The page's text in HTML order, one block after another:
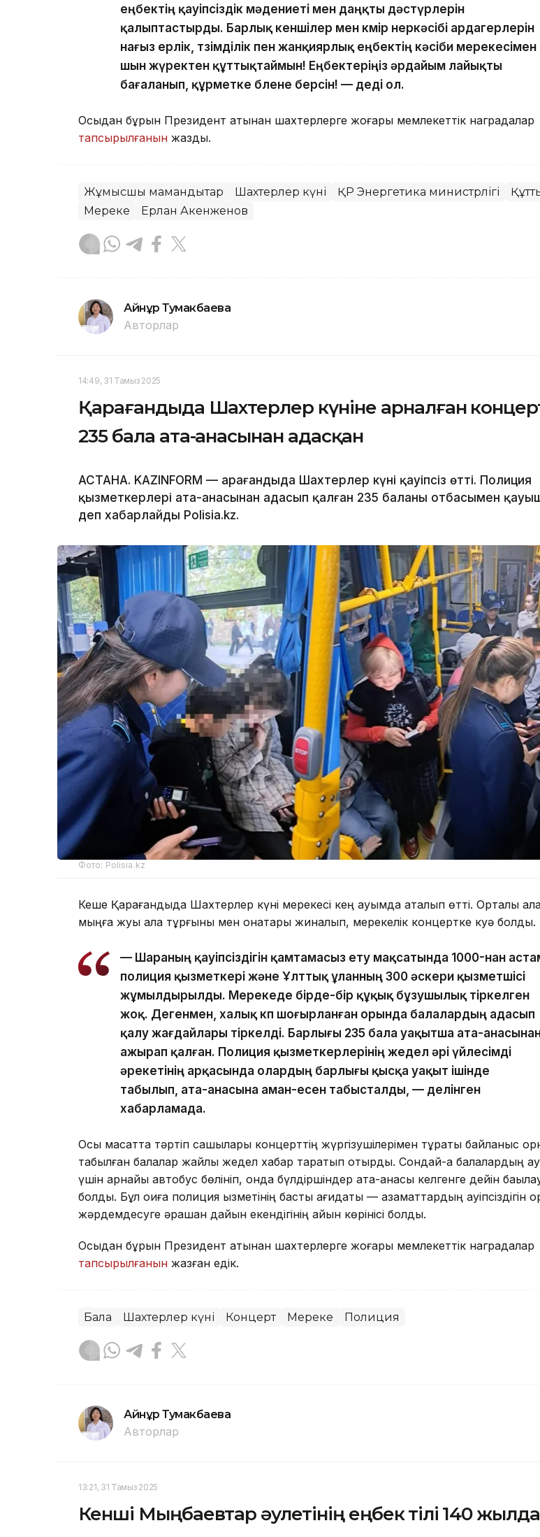
еңбектің қауіпсіздік мәдениеті мен даңқты дәстүрлерін
қалыптастырды. Барлық кеншілер мен көмір өнеркәсібі ардагерлерін
нағыз ерлік, төзімділік пен жанқиярлық еңбектің кәсіби мерекесімен
шын жүректен құттықтаймын! Еңбектеріңіз әрдайым лайықты
бағаланып, құрметке бөлене берсін! — деді ол.
Осыдан бұрын Президент атынан шахтерлерге жоғары мемлекеттік наградалар
тапсырылғанын жаздық.
Жұмысшы мамандықтар Шахтерлер күні ҚР Энергетика министрлігі
Мереке
Ерлан Ақкенженов
Айнұр Тумакбаева
Авторлар
14:49, 31 Тамыз 2025
Қарағандыда Шахтерлер күніне арналған
235 бала ата-анасынан адасқан
АСТАНА. KAZINFORM — Қарағандыда Шахтерлер күні қауіпсіз өтті. Полиция
қызметкерлері ата-анасынан адасып қалған 235 баланы отбасымен
деп хабарлайды Polisia.kz.
Фото: Polisia.kz
Кеше Қарағандыда Шахтерлер күні мерекесі кең ауқымда аталып өтті. Орталық
мыңға жуық қала тұрғыны мен қонақтары жиналып, мерекелік концертке куә болды.
— Шараның қауіпсіздігін қамтамасыз ету мақсатында 1000-нан
полиция қызметкері және Ұлттық ұланның 300 әскери қызметшісі
жұмылдырылды. Мерекеде бірде-бір құқық бұзушылық тіркелген
жоқ. Дегенмен, халық көп шоғырланған орында балалардың адасып
қалу жағдайлары тіркелді. Барлығы 235 бала уақытша ата-
ажырап қалған. Полиция қызметкерлерінің жедел әрі үйлесімді
әрекетінің арқасында олардың барлығы қысқа уақыт ішінде
табылып, ата-анасына аман-есен табысталды, — делінген
хабарламада.
Осы мақсатта тәртіп сақшылары концерттің жүргізушілерімен тұрақты байланыс
табылған балалар жайлы жедел хабар таратып отырды. Сондай-ақ балалардың
үшін арнайы автобус бөлініп, онда бүлдіршіндер ата-анасы келгенге дейін
болды. Бұл оқиға полиция қызметінің басты қағидаты — азаматтардың қауіпсіздігін
жәрдемдесуге әрқашан дайын екендігінің айқын көрінісі болды.
Осыдан бұрын Президент атынан шахтерлерге жоғары мемлекеттік наградалар
тапсырылғанын жазған едік.
Бала Шахтерлер күні Концерт Мереке Полиция
Айнұр Тумакбаева
Авторлар
13:21, 31 Тамыз 2025
Кенші Мыңбаевтар әулетінің еңбек өтілі 140